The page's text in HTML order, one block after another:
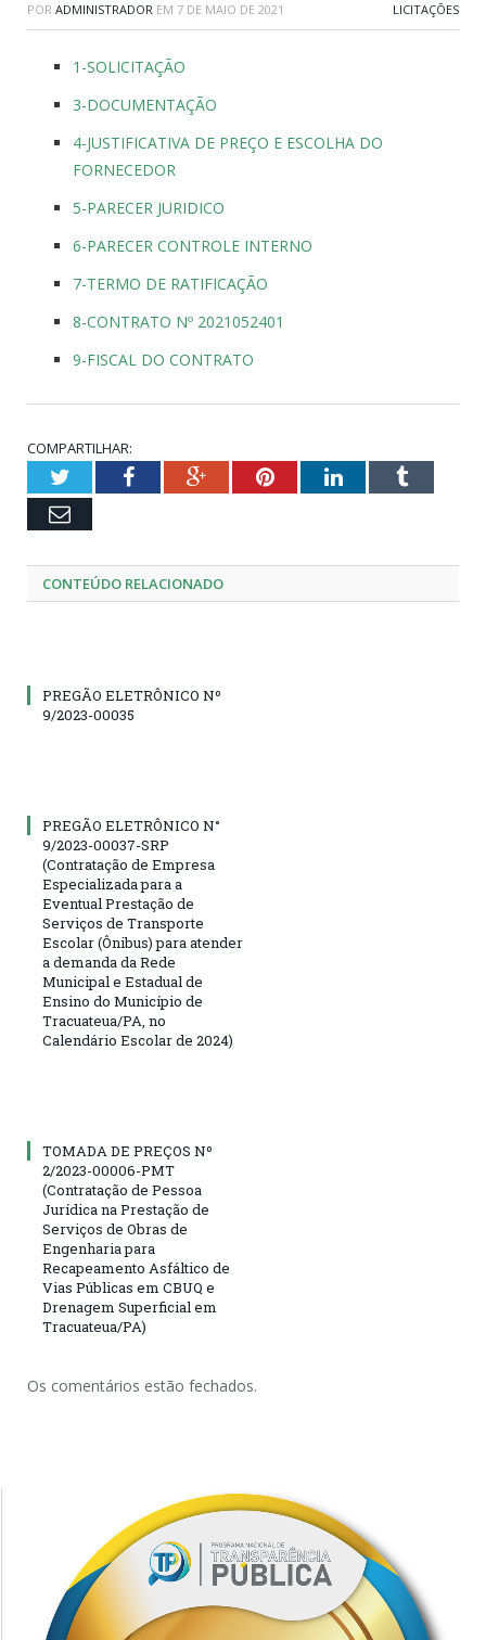
POR ADMINISTRADOR EM 7 DE MAIO DE 2021 LICITAÇÕES
1-SOLICITAÇÃO
3-DOCUMENTAÇÃO
4-JUSTIFICATIVA DE PREÇO E ESCOLHA DO
FORNECEDOR
5-PARECER JURIDICO
6-PARECER CONTROLE INTERNO
7-TERMO DE RATIFICAÇÃO
8-CONTRATO Nº 2021052401
9-FISCAL DO CONTRATO
COMPARTILHAR:
TwitterFacebookGoogle+PinterestLinkedInTumblr
Email
CONTEÚDO RELACIONADO
PREGÃO ELETRÔNICO Nº
9/2023-00035
PREGÃO ELETRÔNICO N°
9/2023-00037-SRP
(Contratação de Empresa
Especializada para a
Eventual Prestação de
Serviços de Transporte
Escolar (Ônibus) para atender
a demanda da Rede
Municipal e Estadual de
Ensino do Município de
Tracuateua/PA, no
Calendário Escolar de 2024)
TOMADA DE PREÇOS Nº
2/2023-00006-PMT
(Contratação de Pessoa
Jurídica na Prestação de
Serviços de Obras de
Engenharia para
Recapeamento Asfáltico de
Vias Públicas em CBUQ e
Drenagem Superficial em
Tracuateua/PA)
Os comentários estão fechados.